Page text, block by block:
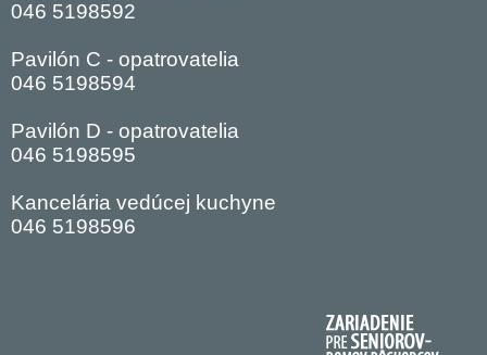
046 5198592
Pavilón C - opatrovatelia
046 5198594
Pavilón D - opatrovatelia
046 5198595
Kancelária vedúcej kuchyne
046 5198596